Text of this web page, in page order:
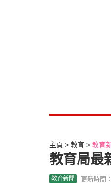
主頁 教育 教育
教育局最
教育新聞 更新時間